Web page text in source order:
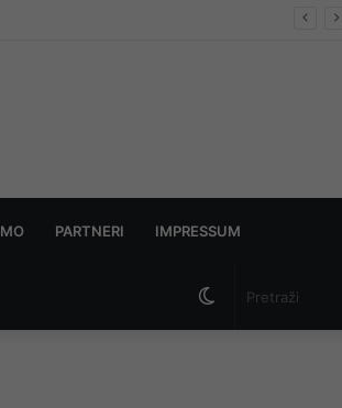
nezavisna istraga
PARTNERI IMPRESSUM
Switch